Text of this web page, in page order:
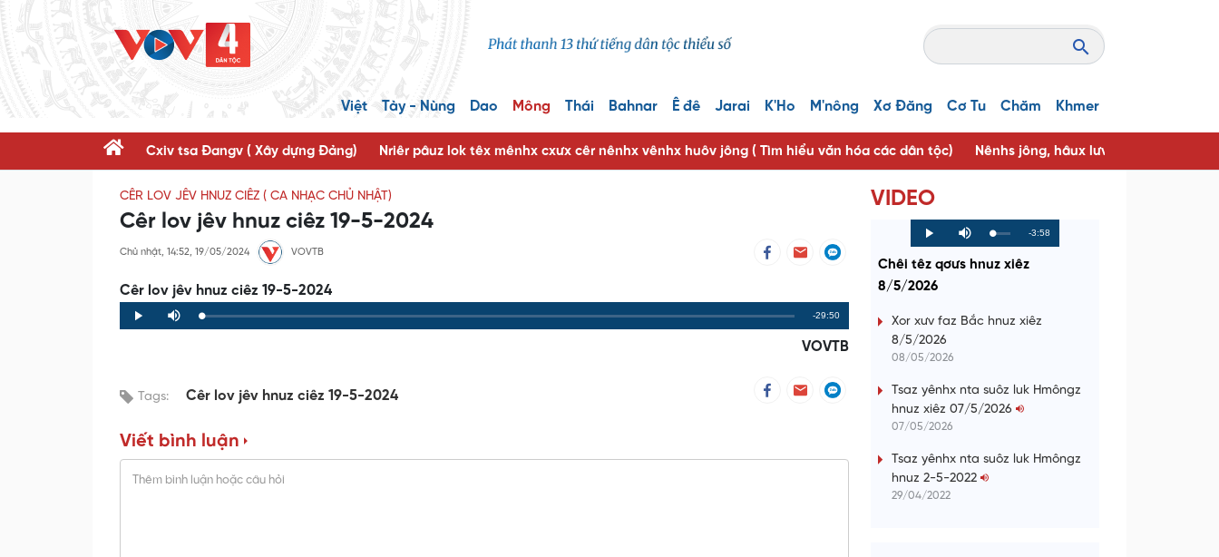
Việt Tày - Nùng Dao Mông Thái Bahnar Ê đê Jarai K'Ho M'nông Xơ Đăng Cơ Tu Chăm Khmer
Cxiv tsa Đangv ( Xây dựng Đảng) Nriêr pâuz lok têx mênhx cxưx cêr nênhx vênhx huôv jông ( Tìm hiểu văn hóa các dân tộc) Nênhs jông, hâux lưv jông ( Người
CÊR LOV JÊV HNUZ CIÊZ ( CA NHẠC CHỦ NHẬT)
Cêr lov jêv hnuz ciêz 19-5-2024
Chủ nhật, 14:52, 19/05/2024 VOVTB
Cêr lov jêv hnuz ciêz 19-5-2024
Play Mute Loaded:
0%
Progress:
0%
Remaining
Time
-29:50
VOVTB
Tags: Cêr lov jêv hnuz ciêz 19-5-2024
Viết bình luận
VIDEO
P
l
y
M
u
e
L
o
d
P
r
g
0
%
R
e
a
i
-3:58
Chêi têz qơưs hnuz xiêz
8/5/2026
Xor xưv faz Bắc hnuz xiêz
8/5/2026
08/05/2026
Tsaz yênhx nta suôz luk Hmôngz
hnuz xiêz 07/5/2026
07/05/2026
Tsaz yênhx nta suôz luk Hmôngz
hnuz 2-5-2022
29/04/2022